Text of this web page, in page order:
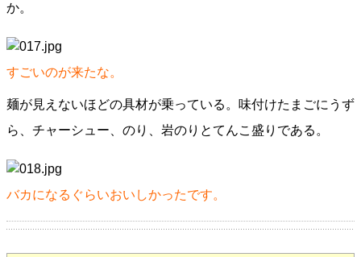
か。
すごいのが来たな。
麺が見えないほどの具材が乗っている。味付けたまごにうず
ら、チャーシュー、のり、岩のりとてんこ盛りである。
バカになるぐらいおいしかったです。